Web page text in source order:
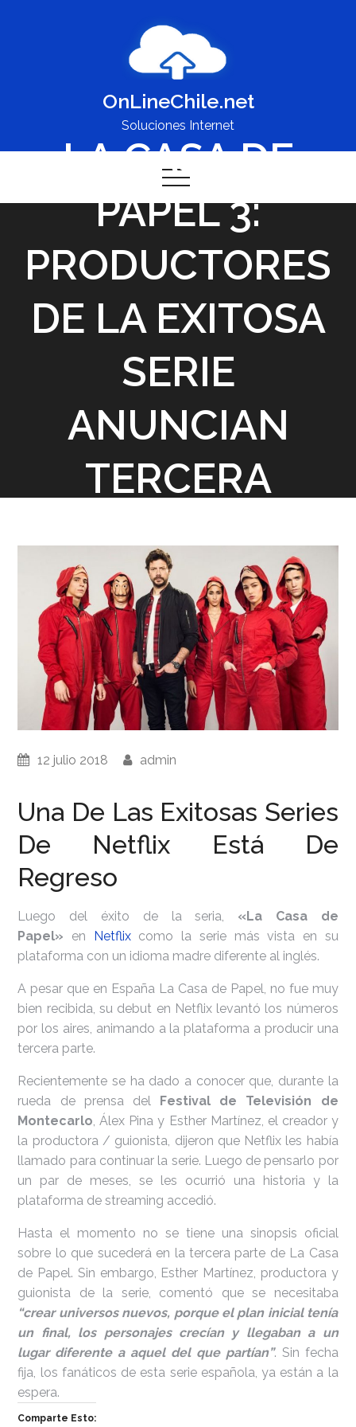
OnLineChile.net
Soluciones Internet
LA CASA DE
PAPEL 3:
PRODUCTORES
DE LA EXITOSA
SERIE
ANUNCIAN
TERCERA
12 julio 2018 admin
Una De Las Exitosas Series
De Netflix Está De
Regreso
Luego del éxito de la seria, «La Casa de
Papel» en Netflixcomo la serie más vista en su
plataforma con un idioma madre diferente al inglés.
A pesar que en España La Casa de Papel, no fue muy
bien recibida, su debut en Netflix levantó los números
por los aires, animando a la plataforma a producir una
tercera parte.
Recientemente se ha dado a conocer que, durante la
rueda de prensa del Festival de Televisión de
Montecarlo , Álex Pina y Esther Martínez, el creador y
la productora / guionista, dijeron que Netflix les había
llamado para continuar la serie. Luego de pensarlo por
un par de meses, se les ocurrió una historia y la
plataforma de streaming accedió.
Hasta el momento no se tiene una sinopsis oficial
sobre lo que sucederá en la tercera parte de La Casa
de Papel. Sin embargo, Esther Martínez, productora y
guionista de la serie, comentó que se necesitaba
“crear universos nuevos, porque el plan inicial tenía
un final, los personajes crecían y llegaban a un
lugar diferente a aquel del que partían”. Sin fecha
fija, los fanáticos de esta serie española, ya están a la
espera.
Comparte Esto: